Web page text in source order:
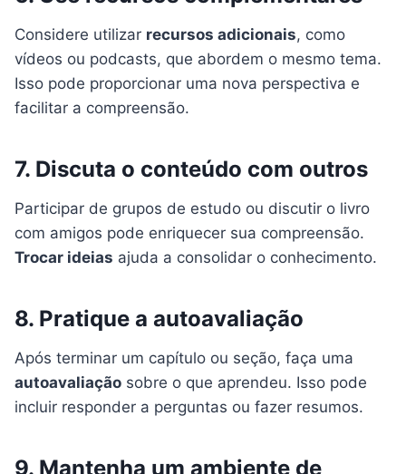
Considere utilizar recursos adicionais, como
vídeos ou podcasts, que abordem o mesmo tema.
Isso pode proporcionar uma nova perspectiva e
facilitar a compreensão.
7. Discuta o conteúdo com outros
Participar de grupos de estudo ou discutir o livro
com amigos pode enriquecer sua compreensão.
Trocar ideias ajuda a consolidar o conhecimento.
8. Pratique a autoavaliação
Após terminar um capítulo ou seção, faça uma
autoavaliação sobre o que aprendeu. Isso pode
incluir responder a perguntas ou fazer resumos.
9. Mantenha um ambiente de